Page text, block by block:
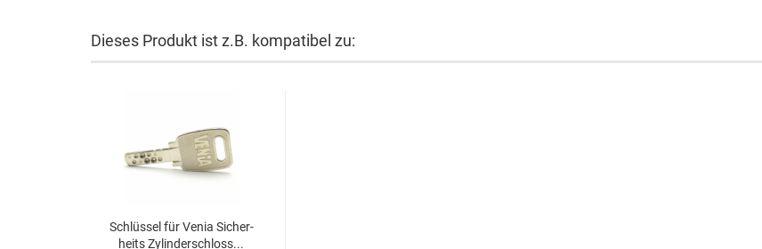
Dieses Produkt ist z.B. kompatibel zu:
Schlüs­sel für Venia Si­cher­
heits Zy­lin­der­schloss...